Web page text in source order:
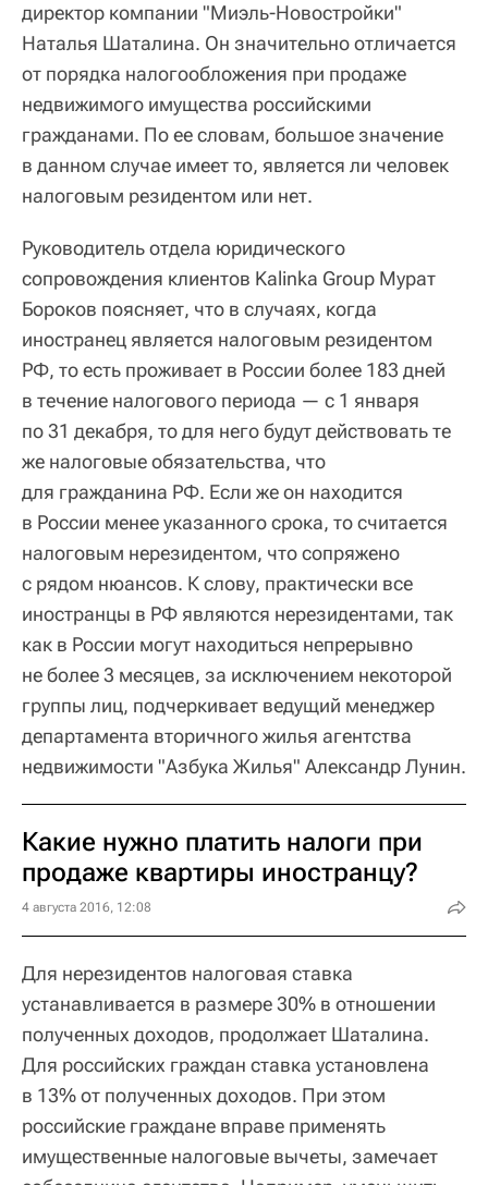
директор компании "Миэль-Новостройки"
Наталья Шаталина. Он значительно отличается
от порядка налогообложения при продаже
недвижимого имущества российскими
гражданами. По ее словам, большое значение
в данном случае имеет то, является ли человек
налоговым резидентом или нет.
Руководитель отдела юридического
сопровождения клиентов Kalinka Group Мурат
Бороков поясняет, что в случаях, когда
иностранец является налоговым резидентом
РФ, то есть проживает в России более 183 дней
в течение налогового периода — с 1 января
по 31 декабря, то для него будут действовать те
же налоговые обязательства, что
для гражданина РФ. Если же он находится
в России менее указанного срока, то считается
налоговым нерезидентом, что сопряжено
с рядом нюансов. К слову, практически все
иностранцы в РФ являются нерезидентами, так
как в России могут находиться непрерывно
не более 3 месяцев, за исключением некоторой
группы лиц, подчеркивает ведущий менеджер
департамента вторичного жилья агентства
недвижимости "Азбука Жилья" Александр Лунин.
Какие нужно платить налоги при
продаже квартиры иностранцу?
4 августа 2016, 12:08
Для нерезидентов налоговая ставка
устанавливается в размере 30% в отношении
полученных доходов, продолжает Шаталина.
Для российских граждан ставка установлена
в 13% от полученных доходов. При этом
российские граждане вправе применять
имущественные налоговые вычеты, замечает